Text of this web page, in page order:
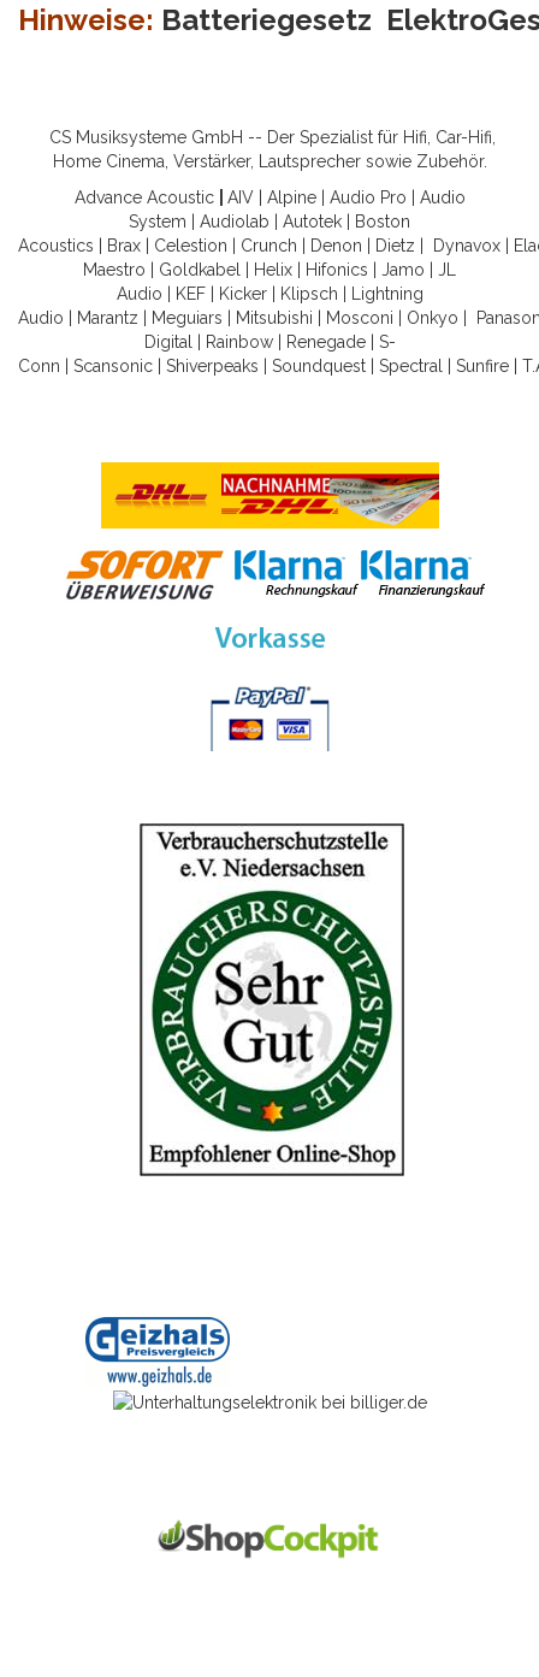
Hinweise: Batteriegesetz
CS Musiksysteme GmbH -- Der Spezialist für Hifi, Car-Hifi,
Home Cinema, Verstärker, Lautsprecher sowie Zubehör.
Advance Acoustic
AIV| Alpine| Audio Pro
Audio
System
Audiolab Autotek
Boston
Acoustics
Brax Celestion Crunch Denon Dietz Dynavox
Maestro
Goldkabel Helix Hifonics Jamo
JL
Audio
KEF| Kicker| Klipsch
Lightning
Audio
Marantz Meguiars Mitsubishi Mosconi Onkyo
Digital
Rainbow| Renegade| S-
Conn
Scansonic Shiverpeaks Soundquest Spectral Sunfire